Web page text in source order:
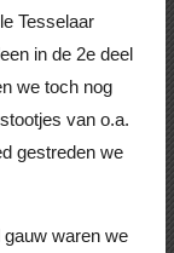
Tesselaar
in de 2e deel
we toch nog
van o.a.
gestreden we
waren we